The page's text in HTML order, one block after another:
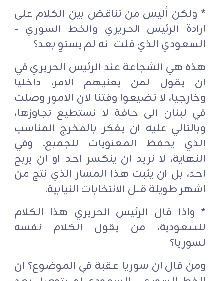
* ولكن أليس من تناقض بين الكلام على
ارادة الرئيس الحريري والخط السوري -
السعودي الذي قلت انه لم يستوِ بعد؟
هذه هي الشجاعة عند الرئيس الحريري في
ان يقول لمن يعنيهم الامر، داخليا
وخارجيا، لا تضيعوا وقتنا لان الامور وصلت
في لبنان الى حافة لا نستطيع تجاوزها،
وبالتالي عليه ان يفكر بالمخرج المناسب
الذي يحفظ المعنويات للجميع. وفي
النهاية، لا نريد ان ينكسر احد او ان يربح
احد، بل ان يثبت هذا المسار الذي نتج من
اشهر طويلة قبل الانتخابات النيابية.
* واذا قال الرئيس الحريري هذا الكلام
للسعودية، من يقول الكلام نفسه
لسوريا؟
ومن قال ان سوريا عقبة في الموضوع؟ ان